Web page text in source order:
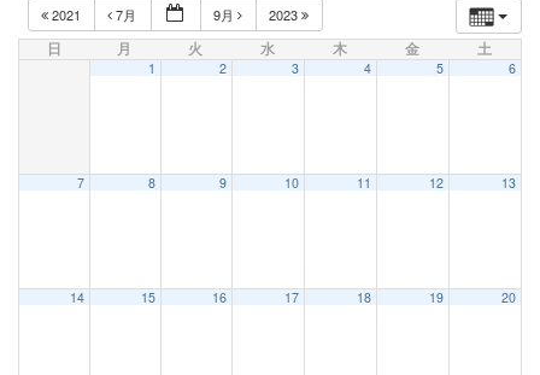
2021 7月 9月 2023
日 月 火 水 木 金 土
1 2 3 4 5 6
7 8 9 10 11 12 13
14 15 16 17 18 19 20